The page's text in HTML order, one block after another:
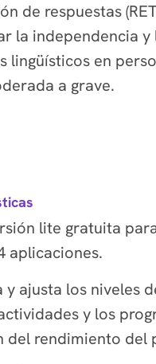
de respuestas
la independencia y
lingüísticos en
a grave.
lite gratuita
aplicaciones.
y ajusta los niveles
y los
del rendimiento del